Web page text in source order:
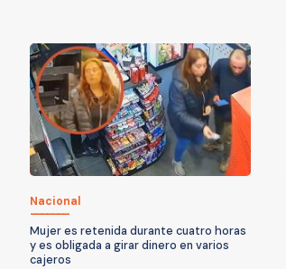
Nacional
Mujer es retenida durante cuatro horas
y es obligada a girar dinero en varios
cajeros